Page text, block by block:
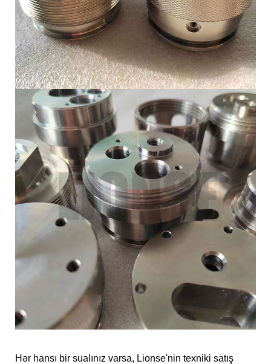
Hər hansı bir sualınız varsa, Lionse'nin texniki satış